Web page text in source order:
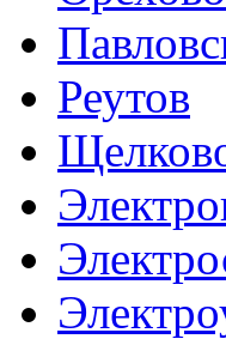
Реутов